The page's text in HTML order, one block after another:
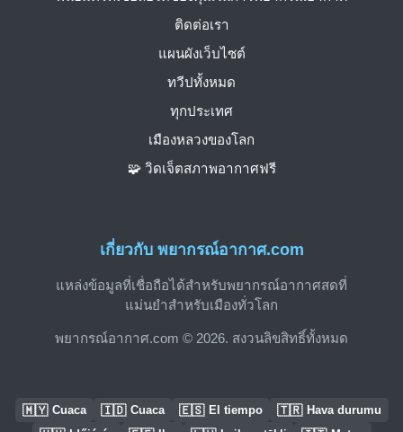
เกี่ยวกับ พยากรณ์อากาศ.com
แหล่งข้อมูลที่เชื่อถือได้สำหรับพยากรณ์อากาศสดที่
แม่นยำสำหรับเมืองทั่วโลก
พยากรณ์อากาศ.com © 2026. สงวนลิขสิทธิ์ทั้งหมด
ติดต่อเรา
แผนผังเว็บไซต์
ทวีปทั้งหมด
ทุกประเทศ
เมืองหลวงของโลก
🧩 วิดเจ็ตสภาพอากาศฟรี
🇲🇾 Cuaca 🇮🇩 Cuaca 🇪🇸 El tiempo 🇹🇷 Hava durumu